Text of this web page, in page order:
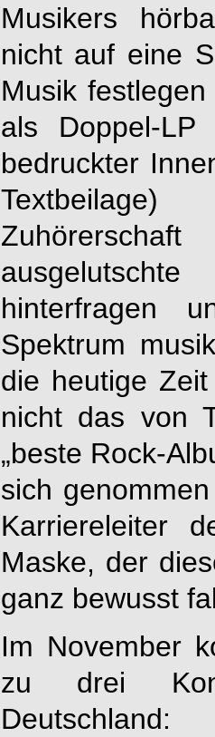
Musikers
nicht auf eine
Musik
als Doppel-LP
bedruckter
hinterfragen
Spektrum
die heutige
nicht das von
„beste Rock-
sich
Karriereleiter
Maske, der
ganz bewusst
Im November
zu drei
Deutschland: